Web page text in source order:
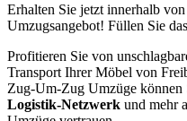
Erhalten Sie jetzt innerhalb
Umzugsangebot! Füllen Sie
Profitieren Sie von
Transport Ihrer Möbel von
Zug-Um-Zug Umzüge können
Logistik-Netzwerk und mehr